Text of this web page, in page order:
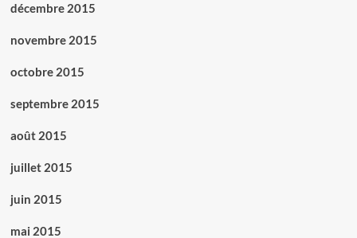
décembre 2015
novembre 2015
octobre 2015
septembre 2015
août 2015
juillet 2015
juin 2015
mai 2015